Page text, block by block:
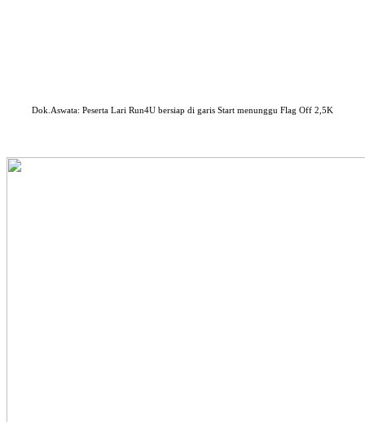
Dok.Aswata: Peserta Lari Run4U bersiap di garis Start menunggu Flag Off 2,5K